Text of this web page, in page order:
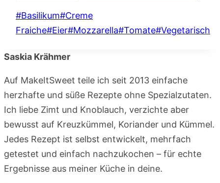
Schlagworte:
#Basilikum#Creme
Fraiche#Eier#Mozzarella#Tomate#Vegetarisch
Saskia Krähmer
Auf MakeItSweet teile ich seit 2013 einfache
herzhafte und süße Rezepte ohne Spezialzutaten.
Ich liebe Zimt und Knoblauch, verzichte aber
bewusst auf Kreuzkümmel, Koriander und Kümmel.
Jedes Rezept ist selbst entwickelt, mehrfach
getestet und einfach nachzukochen – für echte
Ergebnisse aus meiner Küche in deine.